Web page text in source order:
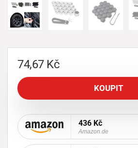
74,67 Kč
KOUPIT
436 Kč
Amazon.de